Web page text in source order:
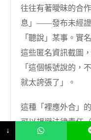
往往有著曖昧的合
息」——發布未經證
「聽說」某事。
這些匿名資訊截圖
「這個帳號說的，
就太誇張了」。
這種「裡應外合」
可以規避法律責任
的」），同時享受
↓